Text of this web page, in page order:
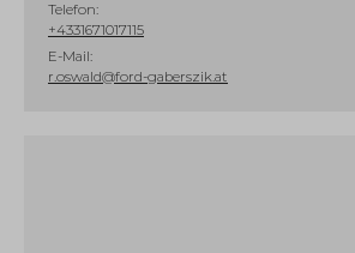
Telefon:
+4331671017115
E-Mail:
r.oswald@ford-gaberszik.at